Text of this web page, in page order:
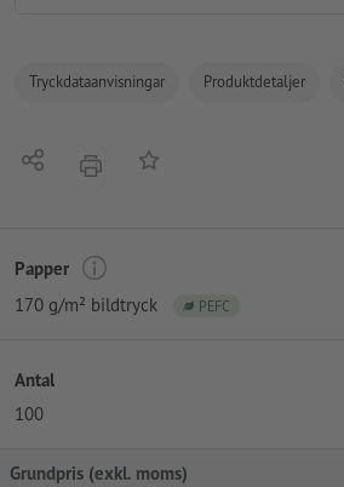
Tryckdataanvisningar Produktdetaljer
Dela erbjudandePå anteckningslistan
Papper
170 g/m² bildtryck
PEFC
Antal
100
Grundpris (exkl. moms)